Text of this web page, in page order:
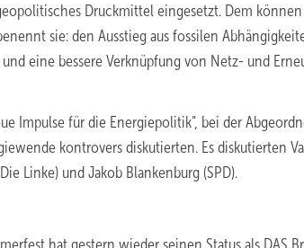
Druckmittel eingesetzt. Dem
sie: den Ausstieg aus fossilen
eine bessere Verknüpfung von Netz- und
Impulse für die Energiepolitik”, bei der
kontrovers diskutierten. Es diskutierten
Linke) und Jakob Blankenburg (SPD).
hat gestern wieder seinen Status als DAS